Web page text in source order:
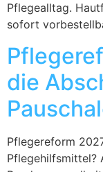
Pflegealltag.
sofort
die
Pflegereform
Pflegehilfsmittel?